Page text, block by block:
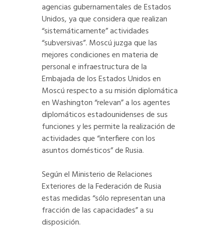
agencias gubernamentales de Estados
Unidos, ya que considera que realizan
“sistemáticamente” actividades
“subversivas”. Moscú juzga que las
mejores condiciones en materia de
personal e infraestructura de la
Embajada de los Estados Unidos en
Moscú respecto a su misión diplomática
en Washington “relevan” a los agentes
diplomáticos estadounidenses de sus
funciones y les permite la realización de
actividades que “interfiere con los
asuntos domésticos” de Rusia.
Según el Ministerio de Relaciones
Exteriores de la Federación de Rusia
estas medidas “sólo representan una
fracción de las capacidades” a su
disposición.